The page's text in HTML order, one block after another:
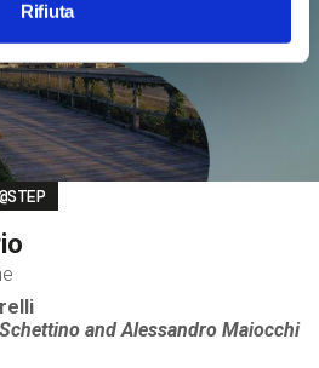
Rifiuta
andAlessandro Maiocchi